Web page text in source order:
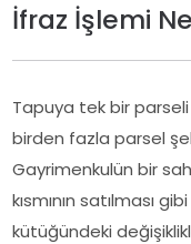
İfraz İşlemi
Tapuya tek bir parseli
birden fazla parsel
Gayrimenkulün bir
kısmının satılması
kütüğündeki